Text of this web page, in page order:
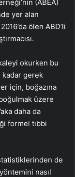
(ABEA)
yer alan
ölen ABD’li
okurken bu
kadar gerek
için, boğazına
üzere
daha da
formel tıbbi
de
nasıl